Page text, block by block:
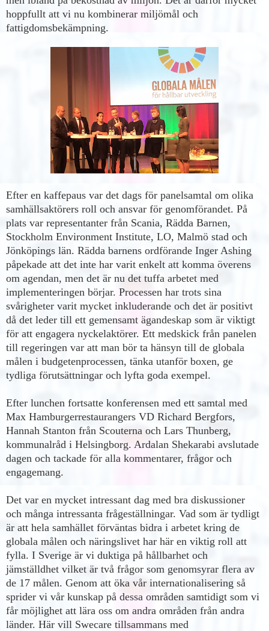
hoppfullt att vi nu kombinerar miljömål och
fattigdomsbekämpning.
Efter en kaffepaus var det dags för panelsamtal om olika
samhällsaktörers roll och ansvar för genomförandet. På
plats var representanter från Scania, Rädda Barnen,
Stockholm Environment Institute, LO, Malmö stad och
Jönköpings län. Rädda barnens ordförande Inger Ashing
påpekade att det inte har varit enkelt att komma överens
om agendan, men det är nu det tuffa arbetet med
implementeringen börjar. Processen har trots sina
svårigheter varit mycket inkluderande och det är positivt
då det leder till ett gemensamt ägandeskap som är viktigt
för att engagera nyckelaktörer. Ett medskick från panelen
till regeringen var att man bör ta hänsyn till de globala
målen i budgetenprocessen, tänka utanför boxen, ge
tydliga förutsättningar och lyfta goda exempel.
Efter lunchen fortsatte konferensen med ett samtal med
Max Hamburgerrestaurangers VD Richard Bergfors,
Hannah Stanton från Scouterna och Lars Thunberg,
kommunalråd i Helsingborg. Ardalan Shekarabi avslutade
dagen och tackade för alla kommentarer, frågor och
engagemang.
Det var en mycket intressant dag med bra diskussioner
och många intressanta frågeställningar. Vad som är tydligt
är att hela samhället förväntas bidra i arbetet kring de
globala målen och näringslivet har här en viktig roll att
fylla. I Sverige är vi duktiga på hållbarhet och
jämställdhet vilket är två frågor som genomsyrar flera av
de 17 målen. Genom att öka vår internationalisering så
sprider vi vår kunskap på dessa områden samtidigt som vi
får möjlighet att lära oss om andra områden från andra
länder. Här vill Swecare tillsammans med